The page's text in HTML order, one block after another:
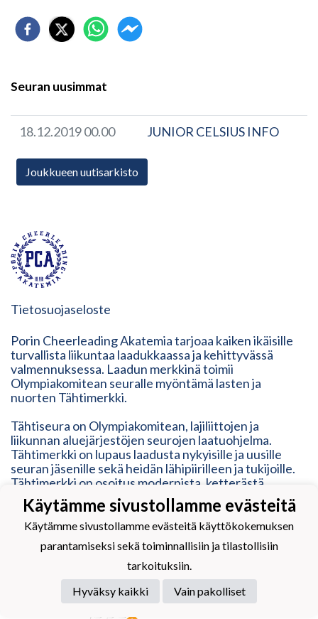
Seuran uusimmat
18.12.2019 00.00 JUNIOR CELSIUS INFO
Joukkueen uutisarkisto
Tietosuojaseloste
Porin Cheerleading Akatemia tarjoaa kaiken ikäisille
turvallista liikuntaa laadukkaassa ja kehittyvässä
valmennuksessa. Laadun merkkinä toimii
Olympiakomitean seuralle myöntämä lasten ja
nuorten Tähtimerkki.
Tähtiseura on Olympiakomitean, lajiliittojen ja
liikunnan aluejärjestöjen seurojen laatuohjelma.
Tähtimerkki on lupaus laadusta nykyisille ja uusille
seuran jäsenille sekä heidän lähipiirilleen ja tukijoille.
Tähtimerkki on osoitus modernista, ketterästä,
vastuullisesta ja inhimillisestä toimintatavasta. Se
vastaa erilaisten liikkujien tarpeisiin, mutta myös
kehittyy heidän mukanaan.
Käytämme sivustollamme evästeitä
Käytämme sivustollamme evästeitä käyttökokemuksen
parantamiseksi sekä toiminnallisiin ja tilastollisiin
tarkoituksiin.
Hyväksy kaikki
Vain pakolliset